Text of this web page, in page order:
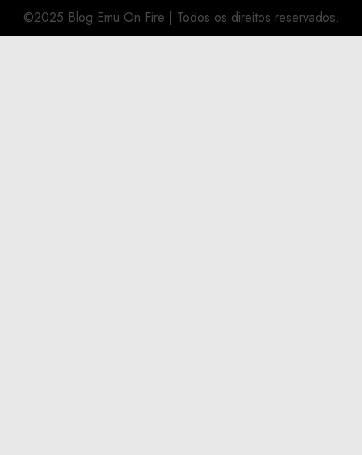
©2025 Blog Emu On Fire | Todos os direitos reservados.